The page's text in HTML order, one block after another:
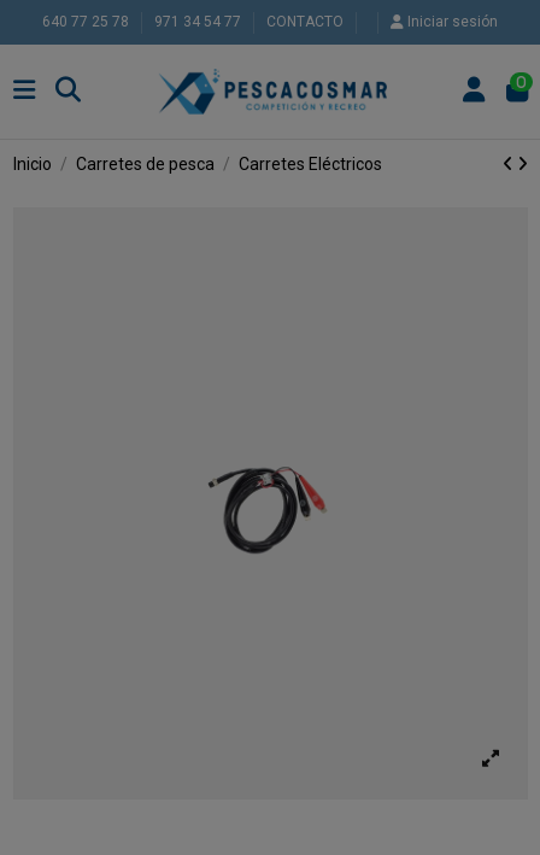
640 77 25 78 971 34 54 77 CONTACTO Iniciar sesión
0
Inicio Carretes de pesca Carretes Eléctricos